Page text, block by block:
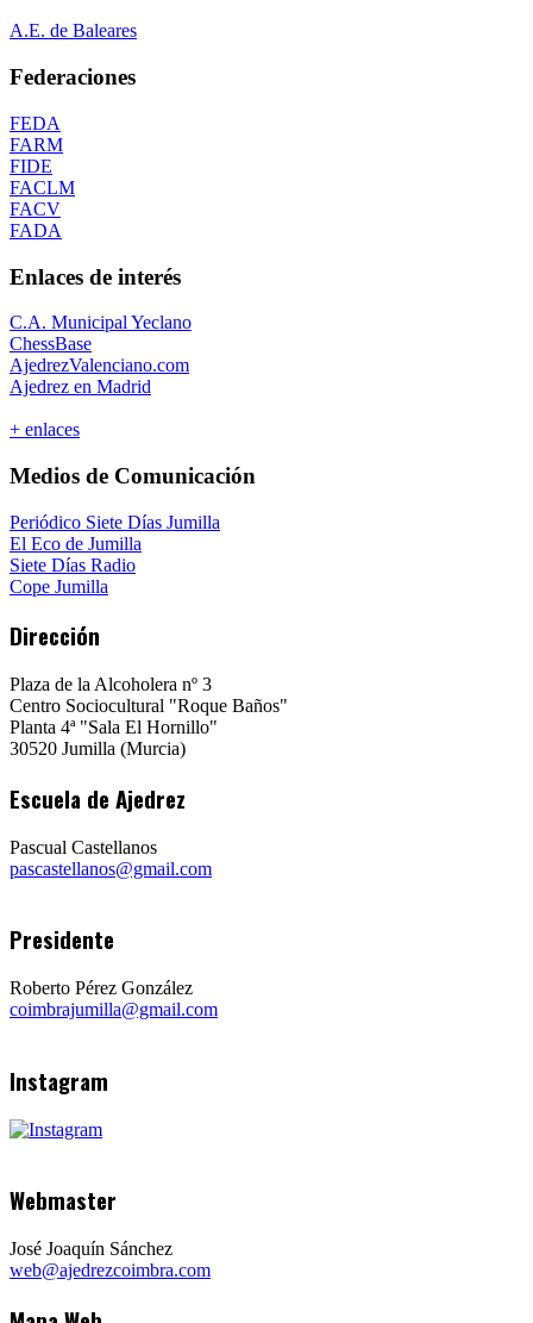
A.E. de Baleares
Federaciones
FEDA
FARM
FIDE
FACLM
FACV
FADA
Enlaces de interés
C.A. Municipal Yeclano
ChessBase
AjedrezValenciano.com
Ajedrez en Madrid
+ enlaces
Medios de Comunicación
Periódico Siete Días Jumilla
El Eco de Jumilla
Siete Días Radio
Cope Jumilla
Dirección
Plaza de la Alcoholera nº 3
Centro Sociocultural "Roque Baños"
Planta 4ª "Sala El Hornillo"
30520 Jumilla (Murcia)
Escuela de Ajedrez
Pascual Castellanos
pascastellanos@gmail.com
Presidente
Roberto Pérez González
coimbrajumilla@gmail.com
Instagram
Webmaster
José Joaquín Sánchez
web@ajedrezcoimbra.com